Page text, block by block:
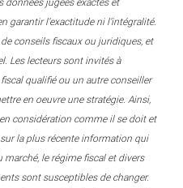
garantir l’exactitude ni l’intégralité.
conseils fiscaux ou juridiques, et
Les lecteurs sont invités à
qualifié ou un autre conseiller
en oeuvre une stratégie. Ainsi,
considération comme il se doit et
la plus récente information qui
marché, le régime fiscal et divers
sont susceptibles de changer.